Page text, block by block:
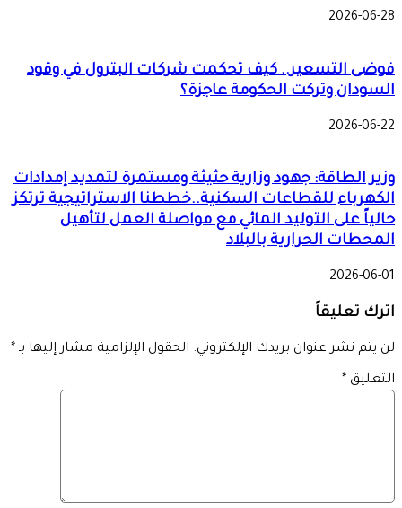
2026-06-28
فوضى التسعير.. كيف تحكمت شركات البترول في وقود
السودان وتركت الحكومة عاجزة؟
2026-06-22
وزير الطاقة: جهود وزارية حثيثة ومستمرة لتمديد إمدادات
الكهرباء للقطاعات السكنية..خططنا الاستراتيجية ترتكز
حالياً على التوليد المائي مع مواصلة العمل لتأهيل
المحطات الحرارية بالبلاد
2026-06-01
اترك تعليقاً
لن يتم نشر عنوان بريدك الإلكتروني. الحقول الإلزامية مشار إليها بـ *
التعليق *